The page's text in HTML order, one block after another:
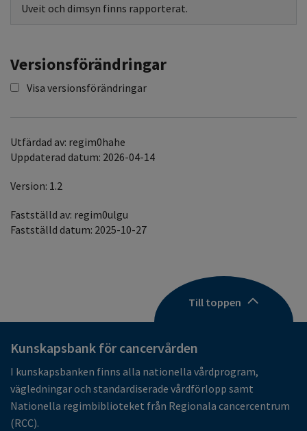
Uveit och dimsyn finns rapporterat.
Versionsförändringar
Visa versionsförändringar
Utfärdad av: regim0hahe
Uppdaterad datum: 2026-04-14
Version: 1.2
Fastställd av: regim0ulgu
Fastställd datum: 2025-10-27
Till toppen
Kunskapsbank för cancervården
I kunskapsbanken finns alla nationella vårdprogram,
vägledningar och standardiserade vårdförlopp samt
Nationella regimbiblioteket från Regionala cancercentrum
(RCC).